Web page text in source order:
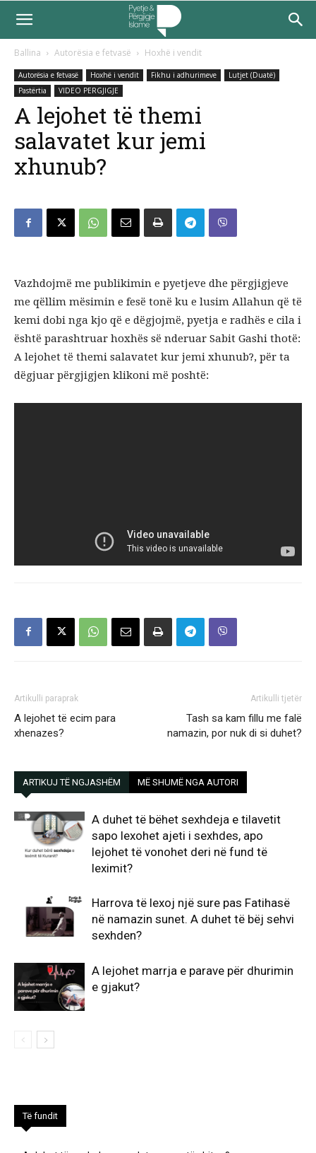
Ballina Autorësia e fetvasë Hoxhë i vendit
Autorësia e fetvasë Hoxhë i vendit Fikhu i adhurimeve
Lutjet (Duatë)
Pastërtia
VIDEO PERGJIGJE
A lejohet të themi
salavatet kur jemi
xhunub?
Vazhdojmë me publikimin e pyetjeve dhe përgjigjeve
me qëllim mësimin e fesë tonë ku e lusim Allahun që të
kemi dobi nga kjo që e dëgjojmë, pyetja e radhës e cila i
është parashtruar hoxhës së nderuar Sabit Gashi thotë:
A lejohet të themi salavatet kur jemi xhunub?, për ta
dëgjuar përgjigjen klikoni më poshtë:
Artikulli paraprak
A lejohet të ecim para
xhenazes?
Artikulli tjetër
Tash sa kam fillu me falë
namazin, por nuk di si duhet?
ARTIKUJ TË NGJASHËM MË SHUMË NGA AUTORI
A duhet të bëhet sexhdeja e tilavetit
sapo lexohet ajeti i sexhdes, apo
lejohet të vonohet deri në fund të
leximit?
Harrova të lexoj një sure pas Fatihasë
në namazin sunet. A duhet të bëj sehvi
sexhden?
A lejohet marrja e parave për dhurimin
e gjakut?
Të fundit